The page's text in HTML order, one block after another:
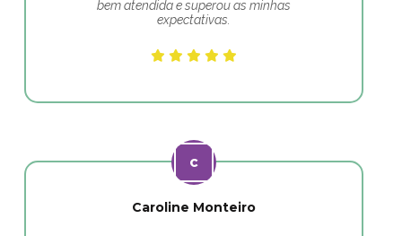
bem atendida e superou as minhas
expectativas.
Caroline Monteiro